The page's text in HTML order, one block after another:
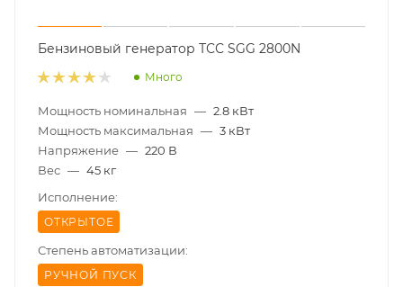
Бензиновый генератор ТСС SGG 2800N
Много
Мощность номинальная — 2.8 кВт
Мощность максимальная — 3 кВт
Напряжение — 220 В
Вес — 45 кг
Исполнение:
ОТКРЫТОЕ
Степень автоматизации:
РУЧНОЙ ПУСК